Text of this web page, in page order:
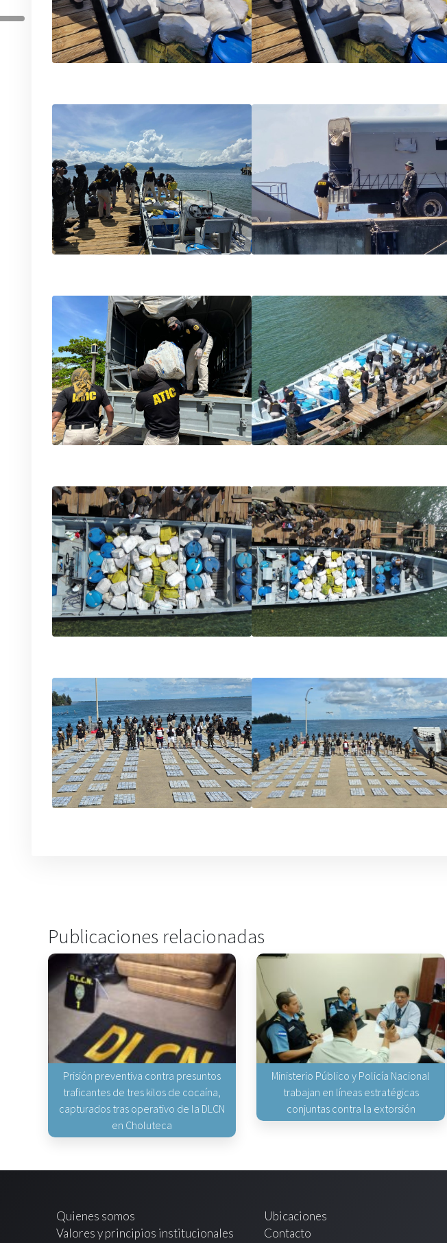
Publicaciones relacionadas
Prisión preventiva contra presuntos
traficantes de tres kilos de cocaína,
capturados tras operativo de la DLCN
en Choluteca
Ministerio Público y Policía Nacional
trabajan en líneas estratégicas
conjuntas contra la extorsión
Quienes somos
Valores y principios institucionales
Ubicaciones
Contacto